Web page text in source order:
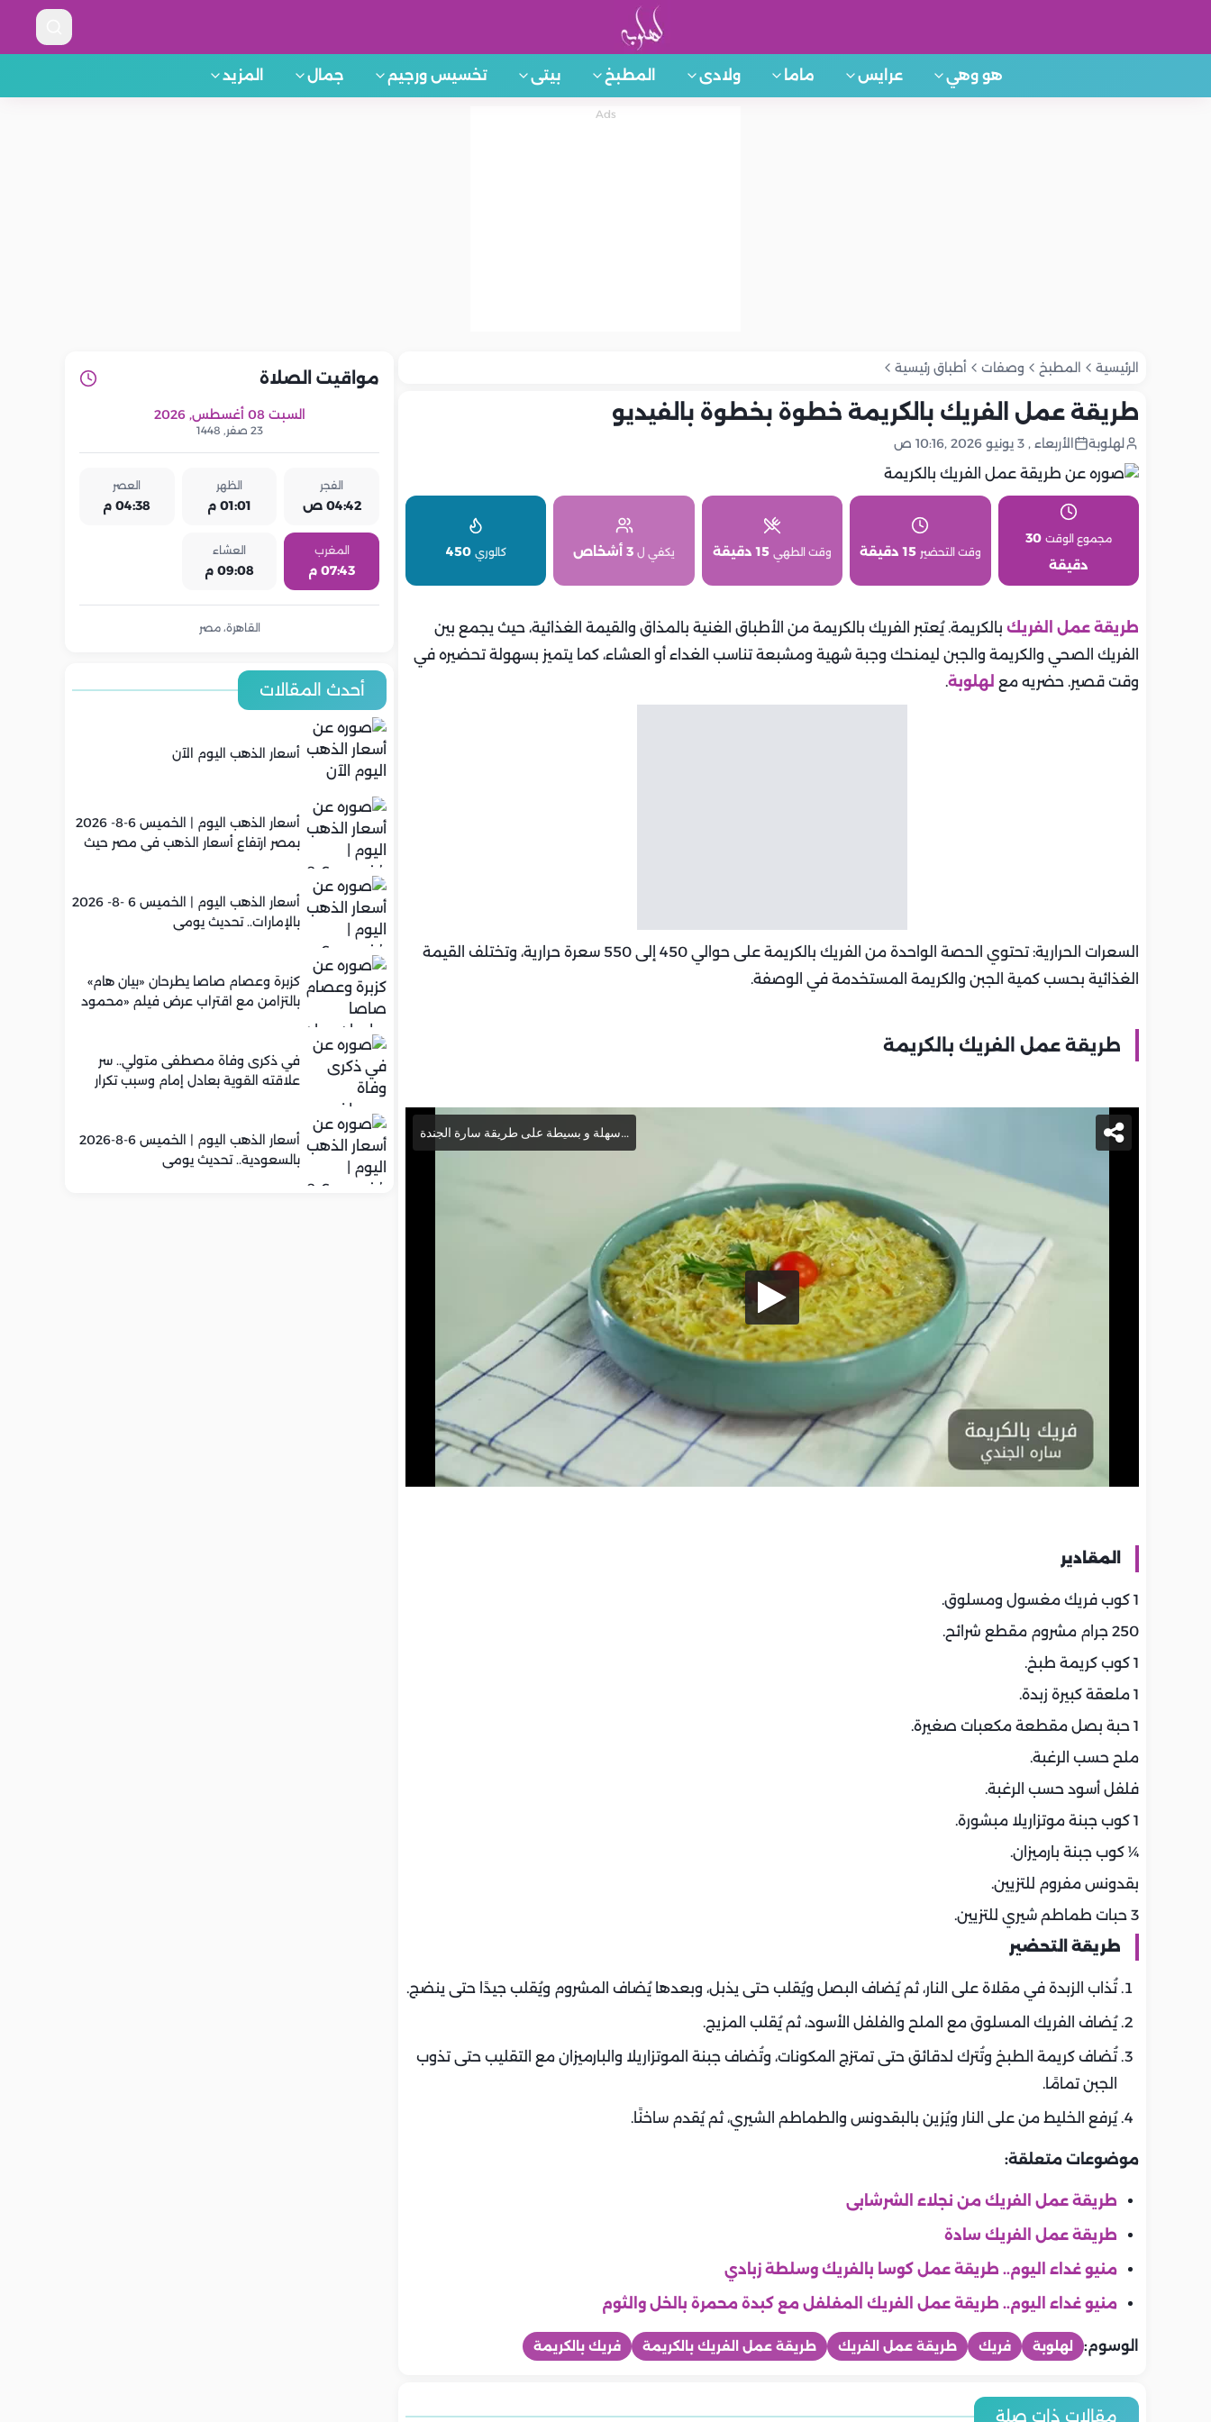
هو وهي عرايس ماما ولادى المطبخ بيتى تخسيس ورجيم جمال المزيد
الرئيسية المطبخ وصفات أطباق رئيسية
طريقة عمل الفريك بالكريمة خطوة بخطوة بالفيديو
لهلوبة الأربعاء , 3 يونيو 2026 ,10:16 ص
مجموع الوقت 30
دقيقة
وقت التحضير 15 دقيقة وقت الطهي 15 دقيقة يكفي ل 3 أشخاص كالوري 450
طريقة عمل الفريك بالكريمة. يُعتبر الفريك بالكريمة من الأطباق الغنية بالمذاق والقيمة الغذائية، حيث يجمع بين
الفريك الصحي والكريمة والجبن ليمنحك وجبة شهية ومشبعة تناسب الغداء أو العشاء، كما يتميز بسهولة تحضيره في
وقت قصير. حضريه مع لهلوبة.
السعرات الحرارية: تحتوي الحصة الواحدة من الفريك بالكريمة على حوالي 450 إلى 550 سعرة حرارية، وتختلف القيمة
الغذائية بحسب كمية الجبن والكريمة المستخدمة في الوصفة.
طريقة عمل الفريك بالكريمة
المقادير
1 كوب فريك مغسول ومسلوق.
250 جرام مشروم مقطع شرائح.
1 كوب كريمة طبخ.
1 ملعقة كبيرة زبدة.
1 حبة بصل مقطعة مكعبات صغيرة.
ملح حسب الرغبة.
فلفل أسود حسب الرغبة.
1 كوب جبنة موتزاريلا مبشورة.
¼ كوب جبنة بارميزان.
بقدونس مفروم للتزيين.
3 حبات طماطم شيري للتزيين.
طريقة التحضير
تُذاب الزبدة في مقلاة على النار، ثم يُضاف البصل ويُقلب حتى يذبل، وبعدها يُضاف المشروم ويُقلب جيدًا حتى ينضج.
يُضاف الفريك المسلوق مع الملح والفلفل الأسود، ثم يُقلب المزيج.
تُضاف كريمة الطبخ وتُترك لدقائق حتى تمتزج المكونات، وتُضاف جبنة الموتزاريلا والبارميزان مع التقليب حتى تذوب
الجبن تمامًا.
يُرفع الخليط من على النار ويُزين بالبقدونس والطماطم الشيري، ثم يُقدم ساخنًا.
موضوعات متعلقة:
طريقة عمل الفريك من نجلاء الشرشابى
طريقة عمل الفريك سادة
منيو غداء اليوم.. طريقة عمل كوسا بالفريك وسلطة زبادي
منيو غداء اليوم.. طريقة عمل الفريك المفلفل مع كبدة محمرة بالخل والثوم
الوسوم: لهلوبة فريك طريقة عمل الفريك طريقة عمل الفريك بالكريمة فريك بالكريمة
مقالات ذات صلة
أسعار اللحوم والدواجن والاسماك
طريقة عمل التونة بالمكرونة..
طريقة عمل التونة كرات مخبوزة
طريقة عمل التونة بالمكرونة
المطبخ
مواقيت الصلاة
السبت 08 أغسطس, 2026
23 صفر, 1448
الفجر
04:42 ص
الظهر
01:01 م
العصر
04:38 م
المغرب
07:43 م
العشاء
09:08 م
القاهرة، مصر
أحدث المقالات
أسعار الذهب اليوم الآن
أسعار الذهب اليوم | الخميس 6-8- 2026
بمصر ارتفاع أسعار الذهب في مصر حيث
أسعار الذهب اليوم | الخميس 6 -8- 2026
بالإمارات.. تحديث يومي
كزبرة وعصام صاصا يطرحان «بيان هام»
بالتزامن مع اقتراب عرض فيلم «محمود
في ذكرى وفاة مصطفى متولي.. سر
علاقته القوية بعادل إمام وسبب تكرار
أسعار الذهب اليوم | الخميس 6-8-2026
بالسعودية.. تحديث يومي